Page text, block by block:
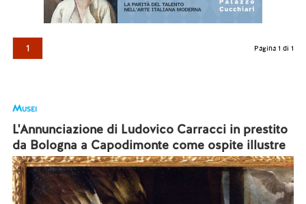
1 Pagina 1 di 1
Musei
L'Annunciazione di Ludovico Carracci in prestito
da Bologna a Capodimonte come ospite illustre